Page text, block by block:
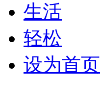
生活
轻松
设为首页